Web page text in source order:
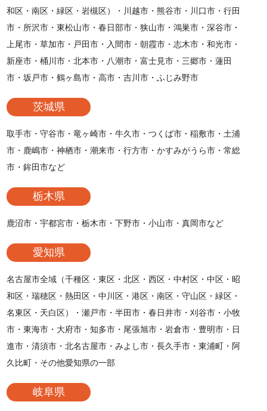
和区・南区・緑区・岩槻区）・川越市・熊谷市・川口市・行田
市・所沢市・東松山市・春日部市・狭山市・鴻巣市・深谷市・
上尾市・草加市・戸田市・入間市・朝霞市・志木市・和光市・
新座市・桶川市・北本市・八潮市・富士見市・三郷市・蓮田
市・坂戸市・鶴ヶ島市・高市・吉川市・ふじみ野市
茨城県
取手市・守谷市・竜ヶ崎市・牛久市・つくば市・稲敷市・土浦
市・鹿嶋市・神栖市・潮来市・行方市・かすみがうら市・常総
市・鉾田市など
栃木県
鹿沼市・宇都宮市・栃木市・下野市・小山市・真岡市など
愛知県
名古屋市全域（千種区・東区・北区・西区・中村区・中区・昭
和区・瑞穂区・熱田区・中川区・港区・南区・守山区・緑区・
名東区・天白区）・瀬戸市・半田市・春日井市・刈谷市・小牧
市・東海市・大府市・知多市・尾張旭市・岩倉市・豊明市・日
進市・清須市・北名古屋市・みよし市・長久手市・東浦町・阿
久比町・その他愛知県の一部
岐阜県